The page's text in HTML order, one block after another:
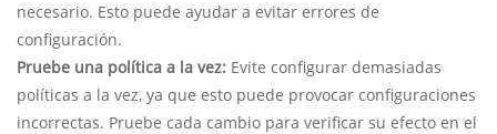
necesario. Esto puede ayudar a evitar errores de
configuración.
Pruebe una política a la vez: Evite configurar demasiadas
políticas a la vez, ya que esto puede provocar configuraciones
incorrectas. Pruebe cada cambio para verificar su efecto en el